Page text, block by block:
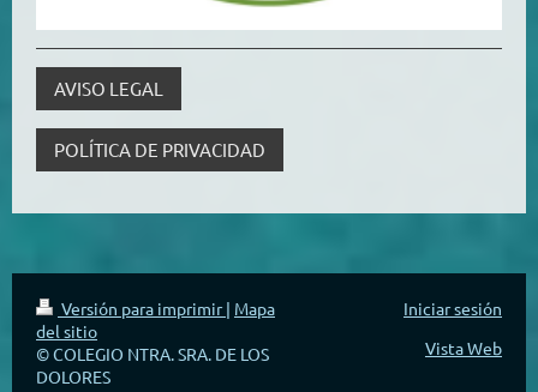
AVISO LEGAL
POLÍTICA DE PRIVACIDAD
Versión para imprimir| Mapa
del sitio
© COLEGIO NTRA. SRA. DE LOS
DOLORES
Iniciar sesión
Vista Web